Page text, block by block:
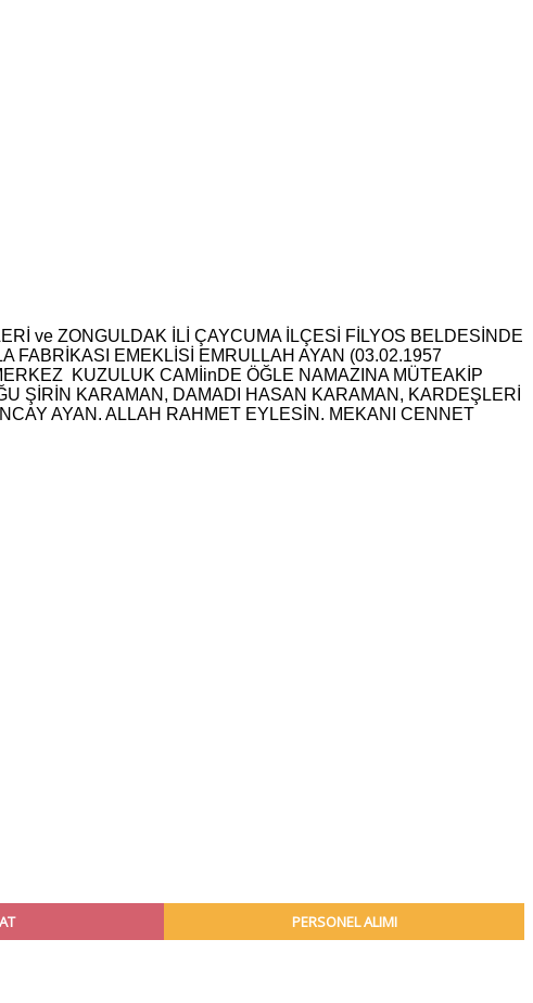
ve ZONGULDAK İLİ ÇAYCUMA İLÇESİ FİLYOS BELDESİNDE
FABRİKASI EMEKLİSİ EMRULLAH AYAN (03.02.1957
KUZULUK CAMİinDE ÖĞLE NAMAZINA MÜTEAKİP
ŞİRİN KARAMAN, DAMADI HASAN KARAMAN, KARDEŞLERİ
AYAN. ALLAH RAHMET EYLESİN. MEKANI CENNET